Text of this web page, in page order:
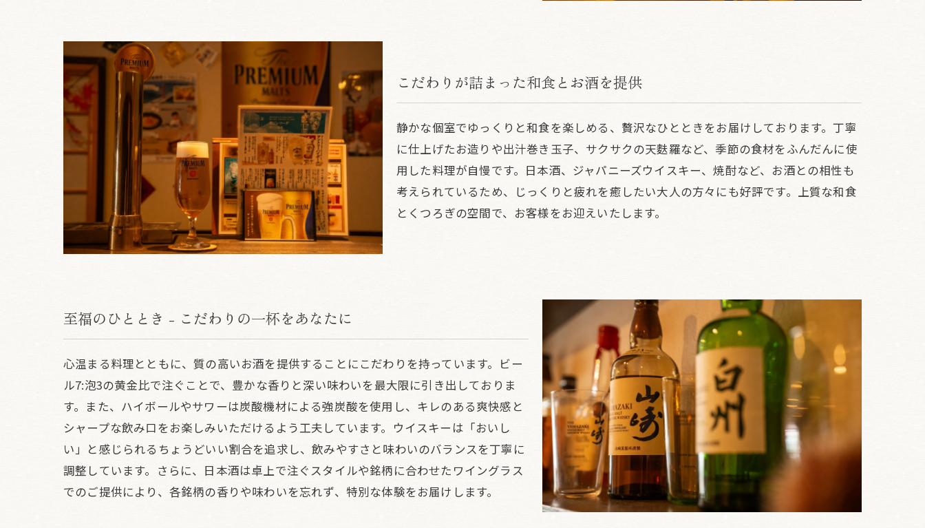
こだわりが詰まった和食とお酒を提供
静かな個室でゆっくりと和食を楽しめる、贅沢なひとときをお届けしております。丁寧
に仕上げたお造りや出汁巻き玉子、サクサクの天麩羅など、季節の食材をふんだんに使
用した料理が自慢です。日本酒、ジャパニーズウイスキー、焼酎など、お酒との相性も
考えられているため、じっくりと疲れを癒したい大人の方々にも好評です。上質な和食
とくつろぎの空間で、お客様をお迎えいたします。
至福のひととき - こだわりの一杯をあなたに
心温まる料理とともに、質の高いお酒を提供することにこだわりを持っています。ビー
ル7:泡3の黄金比で注ぐことで、豊かな香りと深い味わいを最大限に引き出しておりま
す。また、ハイボールやサワーは炭酸機材による強炭酸を使用し、キレのある爽快感と
シャープな飲み口をお楽しみいただけるよう工夫しています。ウイスキーは「おいし
い」と感じられるちょうどいい割合を追求し、飲みやすさと味わいのバランスを丁寧に
調整しています。さらに、日本酒は卓上で注ぐスタイルや銘柄に合わせたワイングラス
でのご提供により、各銘柄の香りや味わいを忘れず、特別な体験をお届けします。